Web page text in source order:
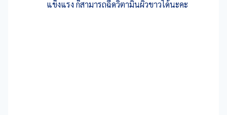
แข็งแรง ก็สามารถฉีดวิตามินผิวขาวได้นะคะ